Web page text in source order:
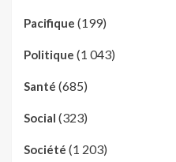
Pacifique (199)
Politique (1 043)
Santé (685)
Social (323)
Société (1 203)